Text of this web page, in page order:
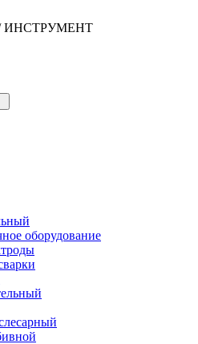
ИНСТРУМЕНТ
оборудование